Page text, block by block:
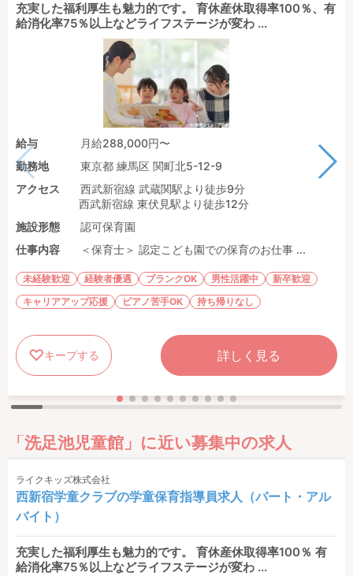
充実した福利厚生も魅力的です。 育休産休取得率100％、有
給消化率75％以上などライフステージが変わ ...
給与
月給288,000円〜
勤務地
東京都 練馬区 関町北5-12-9
アクセス
西武新宿線 武蔵関駅より徒歩9分
西武新宿線 東伏見駅より徒歩12分
施設形態
認可保育園
仕事内容
＜保育士＞ 認定こども園での保育のお仕事 ...
未経験歓迎 経験者優遇 ブランクOK 男性活躍中
新卒歓迎
キャリアアップ応援
ピアノ苦手OK 持ち帰りなし
キープする 詳しく見る
「洗足池児童館」に近い募集中の求人
ライクキッズ株式会社
西新宿学童クラブの学童保育指導員求人（パート・アル
バイト）
充実した福利厚生も魅力的です。 育休産休取得率100％ 有
給消化率75％以上などライフステージが変わ ...